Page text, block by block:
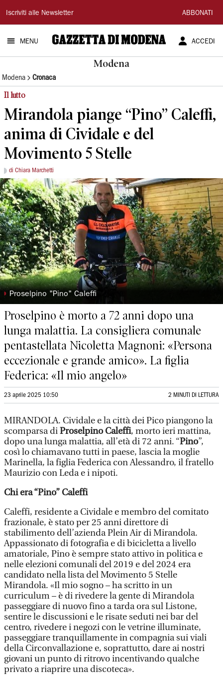
Gazzetta
di
Modena
Iscriviti alle Newsletter ABBONATI
MENU ACCEDI
Modena
Modena Cronaca
Il lutto
Mirandola piange “Pino” Caleffi,
anima di Cividale e del
Movimento 5 Stelle
di Chiara Marchetti
◗ Proselpino "Pino" Caleffi
Proselpino è morto a 72 anni dopo una
lunga malattia. La consigliera comunale
pentastellata Nicoletta Magnoni: «Persona
eccezionale e grande amico». La figlia
Federica: «Il mio angelo»
23 aprile 2025 10:50 2 MINUTI DI LETTURA
MIRANDOLA. Cividale e la città dei Pico piangono la
scomparsa diProselpino Caleffi, morto ieri mattina,
dopo una lunga malattia, all’età di 72 anni. “Pino”,
così lo chiamavano tutti in paese, lascia la moglie
Marinella, la figlia Federica con Alessandro, il fratello
Maurizio con Leda e i nipoti.
Chi era “Pino” Caleffi
Caleffi, residente a Cividale e membro del comitato
frazionale, è stato per 25 anni direttore di
stabilimento dell’azienda Plein Air di Mirandola.
Appassionato di fotografia e di bicicletta a livello
amatoriale, Pino è sempre stato attivo in politica e
nelle elezioni comunali del 2019 e del 2024 era
candidato nella lista del Movimento 5 Stelle
Mirandola. «Il mio sogno – ha scritto in un
curriculum – è di rivedere la gente di Mirandola
passeggiare di nuovo fino a tarda ora sul Listone,
sentire le discussioni e le risate seduti nei bar del
centro, rivedere i negozi con le vetrine illuminate,
passeggiare tranquillamente in compagnia sui viali
della Circonvallazione e, soprattutto, dare ai nostri
giovani un punto di ritrovo incentivando qualche
privato a riaprire una discoteca».